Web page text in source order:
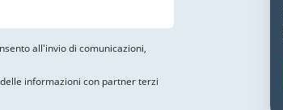
all'invio di comunicazioni,
informazioni con partner terzi